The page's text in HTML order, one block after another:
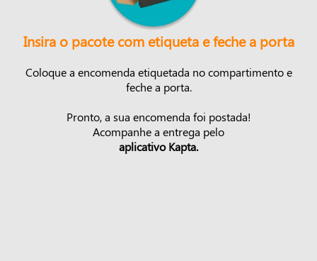
Insira o pacote com etiqueta e feche a porta
Coloque a encomenda etiquetada no compartimento e
feche a porta.
Pronto, a sua encomenda foi postada!
Acompanhe a entrega pelo
aplicativo Kapta.